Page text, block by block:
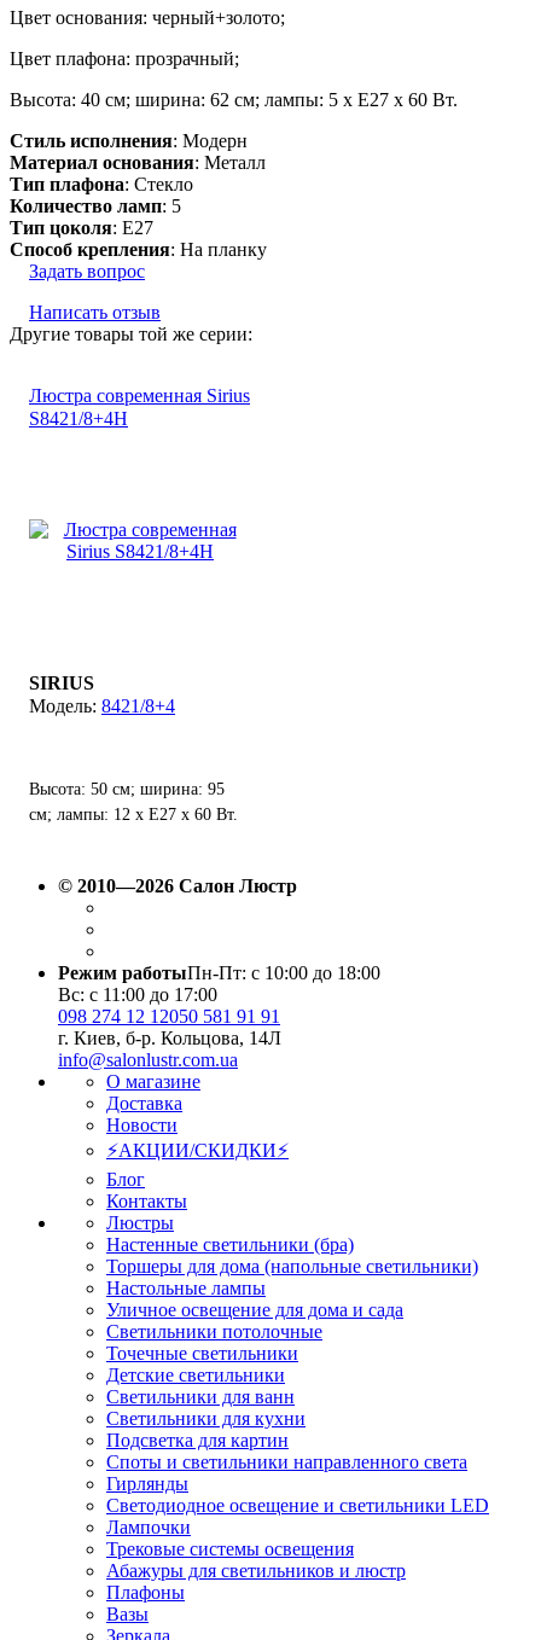
Цвет основания: черный+золото;
Цвет плафона: прозрачный;
Высота: 40 см; ширина: 62 см; лампы: 5 х Е27 х 60 Вт.
Стиль исполнения: Модерн
Материал основания: Металл
Тип плафона: Стекло
Количество ламп: 5
Тип цоколя: E27
Способ крепления: На планку
Задать вопрос
Написать отзыв
Другие товары той же серии:
Люстра современная Sirius
S8421/8+4H
SIRIUS
8421/8+4
Высота: 50 см; ширина: 95
см; лампы: 12 х Е27 х 60 Вт.
© 2010—2026 Салон Люстр
Режим работыПн-Пт: с 10:00 до 18:00
Вс: с 11:00 до 17:00
098 274 12 12050 581 91 91
г. Киев, б-р. Кольцова, 14Л
info@salonlustr.com.ua
О магазине
Доставка
Новости
⚡АКЦИИ/СКИДКИ⚡
Блог
Контакты
Люстры
Настенные светильники (бра)
Торшеры для дома (напольные светильники)
Настольные лампы
Уличное освещение для дома и сада
Светильники потолочные
Точечные светильники
Детские светильники
Светильники для ванн
Светильники для кухни
Подсветка для картин
Споты и светильники направленного света
Гирлянды
Светодиодное освещение и светильники LED
Лампочки
Трековые системы освещения
Абажуры для светильников и люстр
Плафоны
Вазы
Зеркала